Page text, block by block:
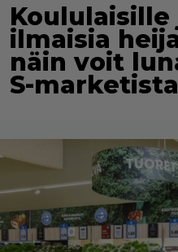
Koululaisille
ilmaisia
näin voit
S-marketista